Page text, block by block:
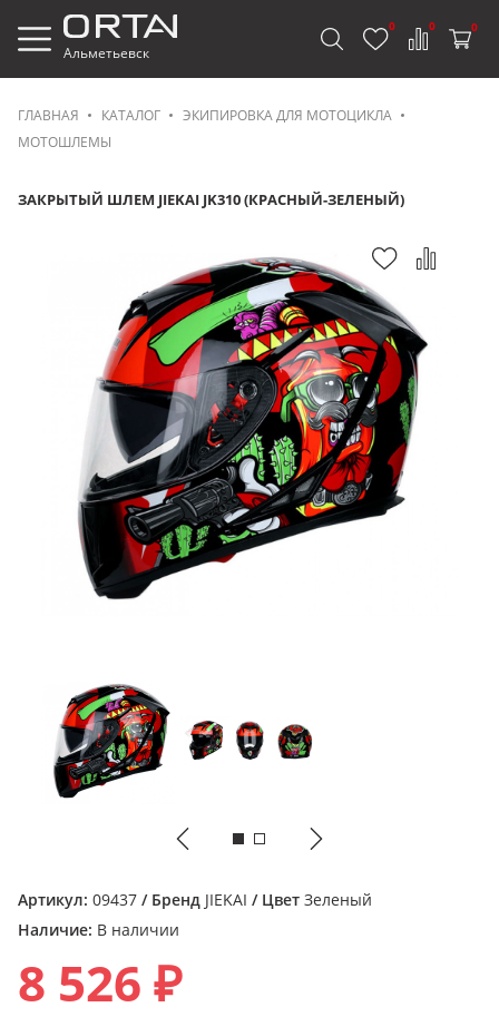
Альметьевск
0 0 0
ГЛАВНАЯ КАТАЛОГ
ЭКИПИРОВКА ДЛЯ МОТОЦИКЛА
МОТОШЛЕМЫ
ЗАКРЫТЫЙ ШЛЕМ JIEKAI JK310 (КРАСНЫЙ-ЗЕЛЕНЫЙ)
Артикул: 09437 / Бренд JIEKAI / Цвет Зеленый
Наличие: В наличии
8 526 ₽